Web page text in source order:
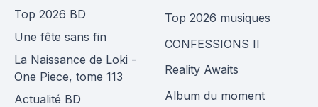
Top 2026 BD
Une fête sans fin
La Naissance de Loki -
One Piece, tome 113
Actualité BD
Top 2026 musiques
CONFESSIONS II
Reality Awaits
Album du moment